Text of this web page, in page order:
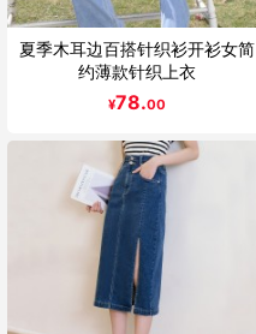
夏季木耳边百搭针织衫开衫女简
约薄款针织上衣
¥78.00